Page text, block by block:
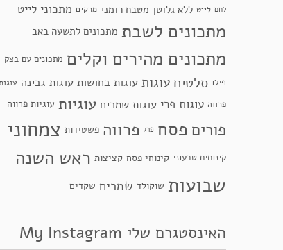
לחם לייט ללא גלוטן מטבח רומני מרקים מתכוני לייט
מתכונים לשבת מתכונים לתשעה באב
מתכונים מהירים וקלים מתכונים עם בצק
פילו סלטים עוגות עוגות בחושות עוגות גבינה
פרווה עוגות פרי עוגות שמרים עוגיות עוגיות פרווה
פורים פסח פרג פרווה פשטידות צמחוני
קינוחים טבעוני קינוחי פסח קציצות ראש השנה
שבועות שוקולד שמרים שקדים
האינסטגרם שלי My Instagram